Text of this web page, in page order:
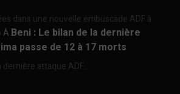
dans une nouvelle embuscade ADF à
À Beni : Le bilan de la dernière
passe de 12 à 17 morts
dernière attaque ADF...